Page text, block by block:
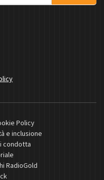
Policy
e inclusione
condotta
RadioGold